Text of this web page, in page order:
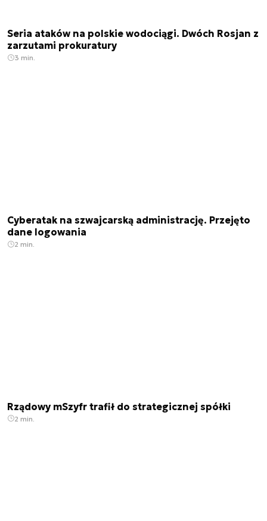
Seria ataków na polskie wodociągi. Dwóch Rosjan z
zarzutami prokuratury
3 min.
Cyberatak na szwajcarską administrację. Przejęto
dane logowania
2 min.
Rządowy mSzyfr trafił do strategicznej spółki
2 min.